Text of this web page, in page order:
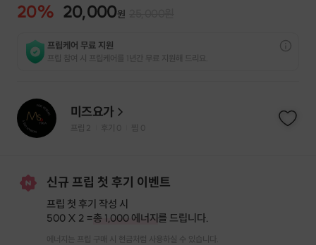
20% 20,000원
프립케어 무료 지원
프립 참여 시 프립케어를 1년간 무료 지원해 드리요.
미즈요가
프립 2 후기 0 찜 0
신규 프립 첫 후기 이벤트
프립 첫 후기 작성 시
500 X 2 =총 1,000 에너지를 드립니다.
에너지는 프립 구매 시 현금처럼 사용하실 수 있습니다.